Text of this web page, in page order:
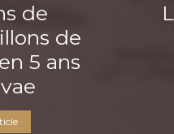
de
de
5 ans